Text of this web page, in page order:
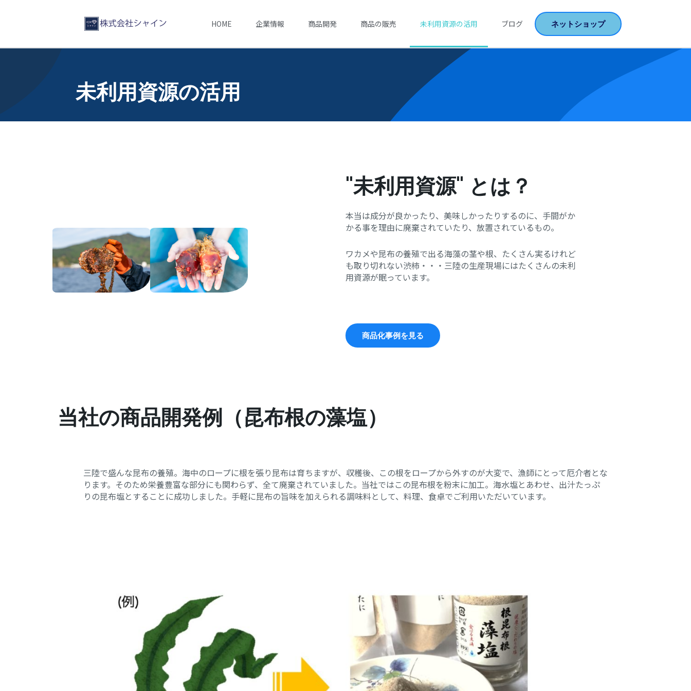
HOME 企業情報 商品開発 商品の販売 未利用資源の活用 ブログ ネットショップ
未利用資源の活用
"未利用資源" とは？
本当は成分が良かったり、美味しかったりするのに、手間がか
かる事を理由に廃棄されていたり、放置されているもの。
ワカメや昆布の養殖で出る海藻の茎や根、たくさん実るけれど
も取り切れない渋柿・・・三陸の生産現場にはたくさんの未利
用資源が眠っています。
商品化事例を見る
当社の商品開発例（昆布根の藻塩）
三陸で盛んな昆布の養殖。海中のロープに根を張り昆布は育ちますが、収穫後、この根をロープから外すのが大変で、漁師にとって厄介者とな
ります。そのため栄養豊富な部分にも関わらず、全て廃棄されていました。当社ではこの昆布根を粉末に加工。海水塩とあわせ、出汁たっぷ
りの昆布塩とすることに成功しました。手軽に昆布の旨味を加えられる調味料として、料理、食卓でご利用いただいています。